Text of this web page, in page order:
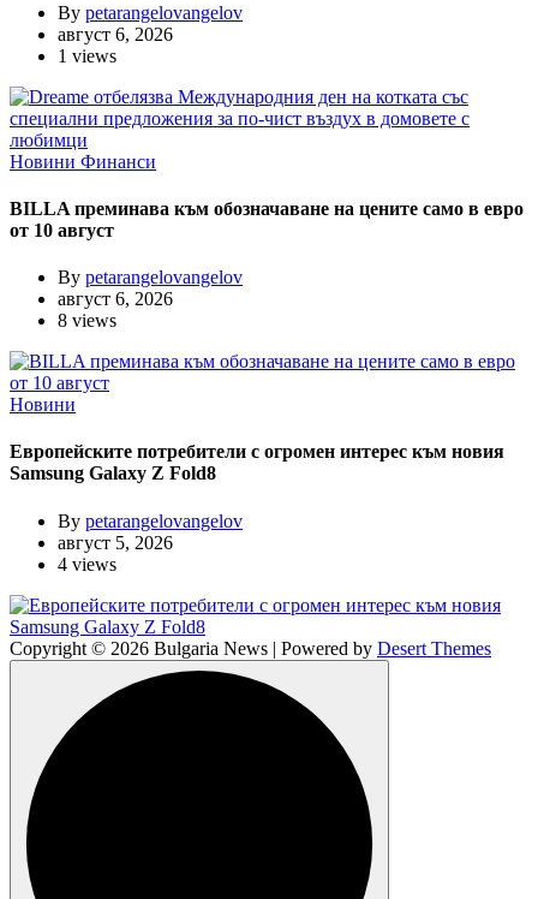
By petarangelovangelov
август 6, 2026
1 views
Новини Финанси
BILLA преминава към обозначаване на цените само в евро
от 10 август
By petarangelovangelov
август 6, 2026
8 views
Новини
Европейските потребители с огромен интерес към новия
Samsung Galaxy Z Fold8
By petarangelovangelov
август 5, 2026
4 views
Copyright © 2026 Bulgaria News | Powered by Desert Themes